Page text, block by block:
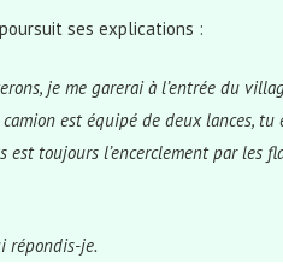
ses explications :
je me garerai à l’entrée du
est équipé de deux lances,
est toujours l’encerclement par les
répondis-je.